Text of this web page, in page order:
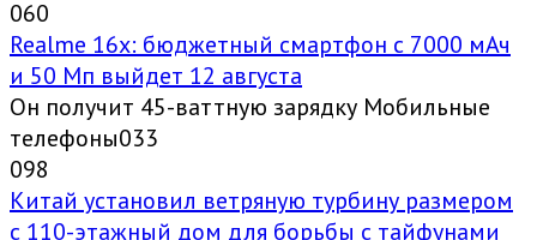
060
Realme 16x: бюджетный смартфон с 7000 мАч
и 50 Мп выйдет 12 августа
Он получит 45-ваттную зарядку Мобильные
телефоны033
098
Китай установил ветряную турбину размером
с 110-этажный дом для борьбы с тайфунами